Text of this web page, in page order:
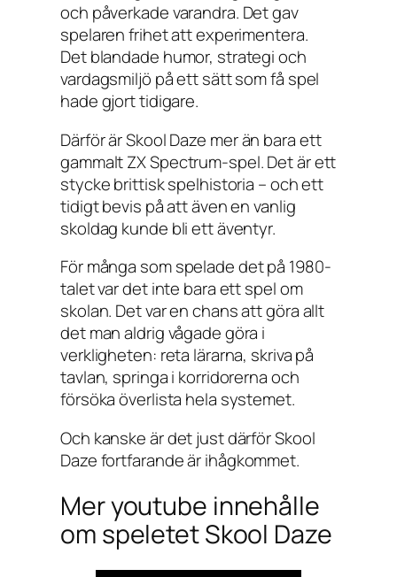
och påverkade varandra. Det gav
spelaren frihet att experimentera.
Det blandade humor, strategi och
vardagsmiljö på ett sätt som få spel
hade gjort tidigare.
Därför ärSkool Daze mer än bara ett
gammalt ZX Spectrum-spel. Det är ett
stycke brittisk spelhistoria – och ett
tidigt bevis på att även en vanlig
skoldag kunde bli ett äventyr.
För många som spelade det på 1980-
talet var det inte bara ett spel om
skolan. Det var en chans att göra allt
det man aldrig vågade göra i
verkligheten: reta lärarna, skriva på
tavlan, springa i korridorerna och
försöka överlista hela systemet.
Och kanske är det just därförSkool
Dazefortfarande är ihågkommet.
Mer youtube innehålle
om speletet Skool Daze